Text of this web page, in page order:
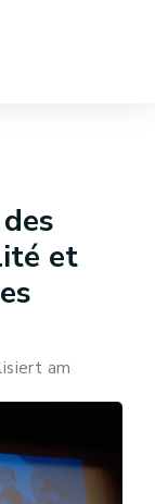
et
am